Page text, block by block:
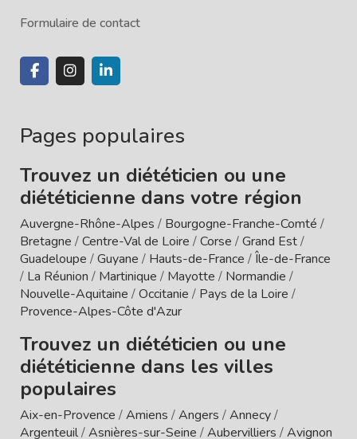
Formulaire de contact
Pages populaires
Trouvez un diététicien ou une
diététicienne dans votre région
Auvergne-Rhône-Alpes / Bourgogne-Franche-Comté /
Bretagne /Centre-Val de Loire /Corse /Grand Est/
Guadeloupe /Guyane / Hauts-de-France /Île-de-France
/ La Réunion / Martinique / Mayotte / Normandie /
Nouvelle-Aquitaine /Occitanie / Pays de la Loire /
Provence-Alpes-Côte d'Azur
Trouvez un diététicien ou une
diététicienne dans les villes
populaires
Aix-en-Provence /Amiens /Angers /Annecy/
Argenteuil/Asnières-sur-Seine /Aubervilliers /Avignon